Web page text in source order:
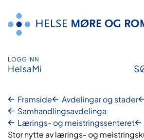
innhald
LOGG INN
HelsaMi
Framside Avdelingar og stader
Samhandlingsavdelinga
Lærings- og meistringssenteret
Stor nytte av lærings- og